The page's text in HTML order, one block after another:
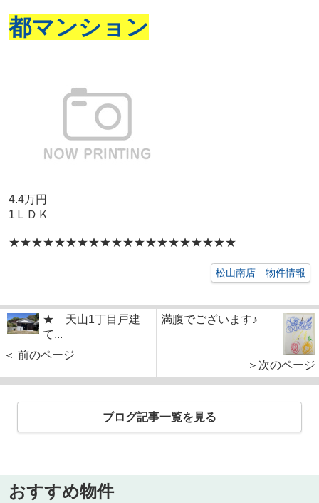
都マンション
4.4万円
1ＬＤＫ
★★★★★★★★★★★★★★★★★★★★
松山南店 物件情報
★ 天山1丁目戸建
て...
＜ 前のページ
満腹でございます♪
＞次のページ
ブログ記事一覧を見る
おすすめ物件